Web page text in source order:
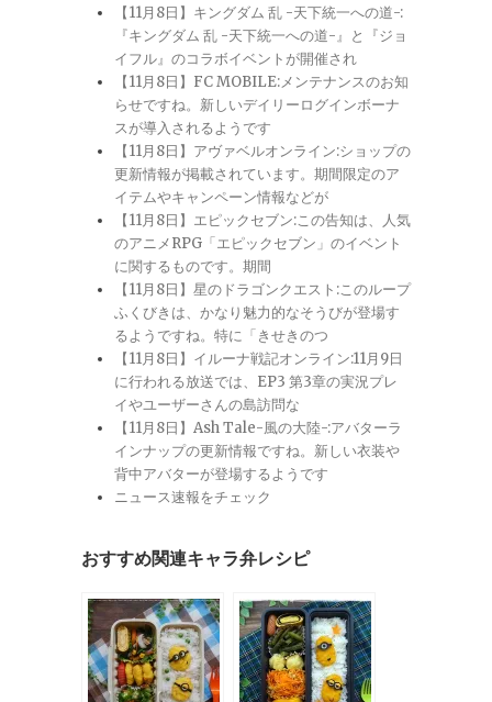
【11月8日】キングダム 乱 -天下統一への道-:
『キングダム 乱 -天下統一への道-』と『ジョ
イフル』のコラボイベントが開催され
【11月8日】FC MOBILE:メンテナンスのお知
らせですね。新しいデイリーログインボーナ
スが導入されるようです
【11月8日】アヴァベルオンライン:ショップの
更新情報が掲載されています。期間限定のア
イテムやキャンペーン情報などが
【11月8日】エピックセブン:この告知は、人気
のアニメRPG「エピックセブン」のイベント
に関するものです。期間
【11月8日】星のドラゴンクエスト:このループ
ふくびきは、かなり魅力的なそうびが登場す
るようですね。特に「きせきのつ
【11月8日】イルーナ戦記オンライン:11月9日
に行われる放送では、EP3 第3章の実況プレ
イやユーザーさんの島訪問な
【11月8日】Ash Tale-風の大陸-:アバターラ
インナップの更新情報ですね。新しい衣装や
背中アバターが登場するようです
ニュース速報をチェック
おすすめ関連キャラ弁レシピ